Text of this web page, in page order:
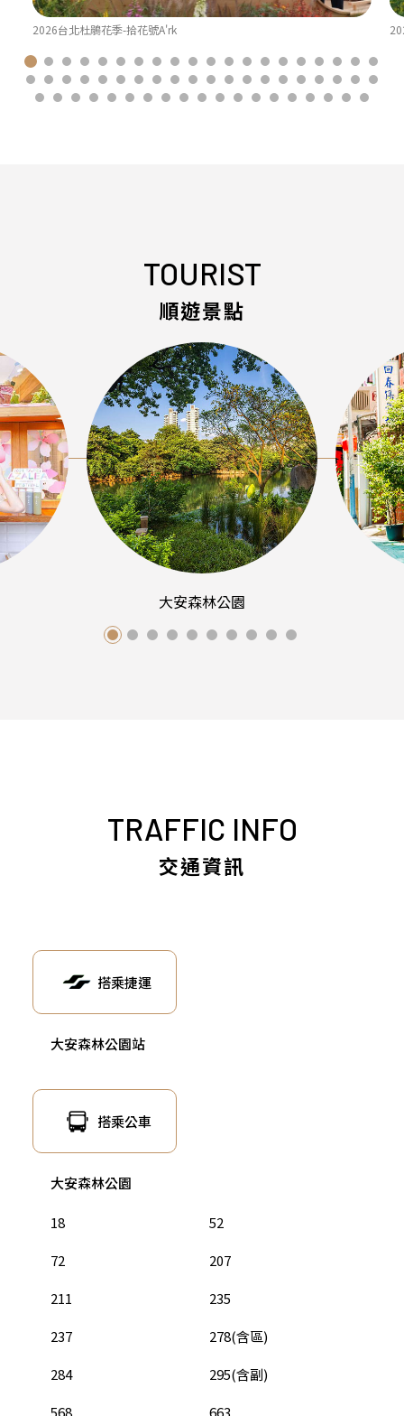
2026台北杜鵑花季-拾花號A'rk
TOURIST
順遊景點
大安森林公園
TRAFFIC INFO
交通資訊
搭乘捷運
大安森林公園站
搭乘公車
大安森林公園
18
52
72
207
211
235
237
278(含區)
284
295(含副)
568
663